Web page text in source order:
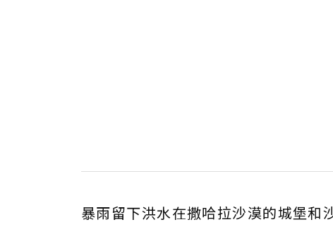
暴雨留下洪水在撒哈拉沙漠的城堡和